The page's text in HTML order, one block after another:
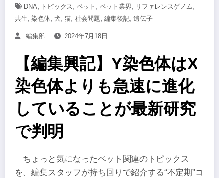
DNA, トピックス, ペット , ペット業界, リファレンスゲノム,
共生, 染色体, 犬, 猫, 社会問題, 編集後記, 遺伝子
編集部 2024年7月18日
【編集興記】Y染色体はX
染色体よりも急速に進化
していることが最新研究
で判明
ちょっと気になったペット関連のトピックス
を、編集スタッフが持ち回りで紹介する“不定期”コ